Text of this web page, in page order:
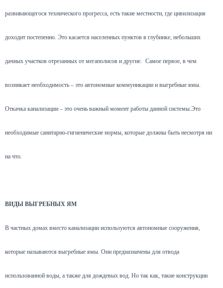
развивающегося технического прогресса, есть такие местности, где цивилизация
доходит постепенно. Это касается населенных пунктов в глубинке, небольших
дачных участков отрезанных от мегаполисов и другие. Самое первое, в чем
возникает необходимость – это автономные коммуникации и выгребные ямы.
Откачка канализации – это очень важный момент работы данной системы.Это
необходимые санитарно-гигиенические нормы, которые должны быть несмотря ни
на что.
ВИДЫ ВЫГРЕБНЫХ ЯМ
В частных домах вместо канализации используются автономные сооружения,
которые называются выгребные ямы. Они предназначены для отвода
использованной воды, а также для дождевых вод. Но так как, такие конструкции